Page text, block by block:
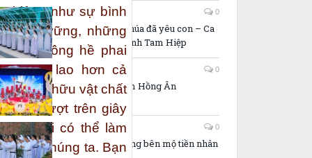
thiêng như sự bình
bền vững, những
không hề phai
lớn lao hơn cả
chiếm hữu vật chất
mãn vượt trên giây
mới có thể làm
hồn chúng ta. Bạn
14/05/2026 0
Lời thiêng và Chúa đã yêu con – Ca
đoàn HD. Đa Minh Tam Hiệp
11/05/2026 0
Ca khúc: 75 năm Hồng Ân
06/05/2026 0
Video: Tiếng lòng bên mộ tiền nhân